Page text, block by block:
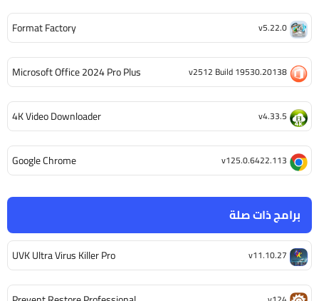
برامج ذات صلة
UVK Ultra Virus Killer Pro v11.10.27
Format Factory v5.22.0
Microsoft Office 2024 Pro Plus v2512 Build 19530.20138
4K Video Downloader v4.33.5
Google Chrome v125.0.6422.113